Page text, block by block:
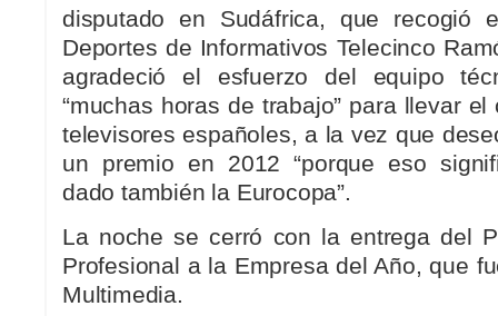
disputado en Sudáfrica, que recogió
Deportes de Informativos Telecinco
agradeció el esfuerzo del equipo
“muchas horas de trabajo” para llevar
televisores españoles, a la vez que
un premio en 2012 “porque eso
dado también la Eurocopa”.
La noche se cerró con la entrega del
Profesional a la Empresa del Año, que
Multimedia.